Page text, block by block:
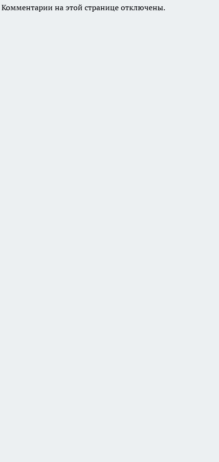
Комментарии на этой странице отключены.